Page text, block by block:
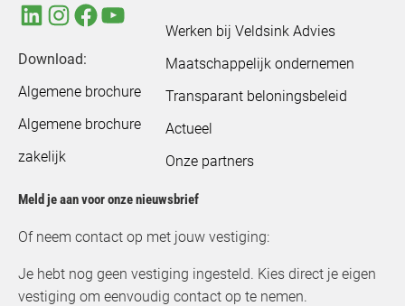
Download:
Algemene brochure
Algemene brochure
zakelijk
Werken bij Veldsink Advies
Maatschappelijk ondernemen
Transparant beloningsbeleid
Actueel
Onze partners
Meld je aan voor onze nieuwsbrief
Of neem contact op met jouw vestiging:
Je hebt nog geen vestiging ingesteld. Kies direct je eigen
vestiging om eenvoudig contact op te nemen.